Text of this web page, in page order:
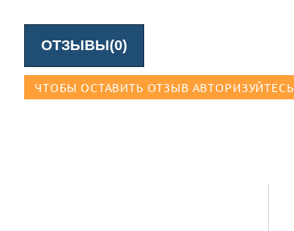
ОТЗЫВЫ(0)
ЧТОБЫ ОСТАВИТЬ ОТЗЫВ АВТОРИЗУЙТЕСЬ